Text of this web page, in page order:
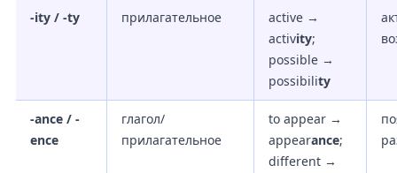
-ity / -ty прилагательное
active →
activity;
possible →
possibility
-ance / -
ence
глагол/
прилагательное
to appear →
appearance;
different →